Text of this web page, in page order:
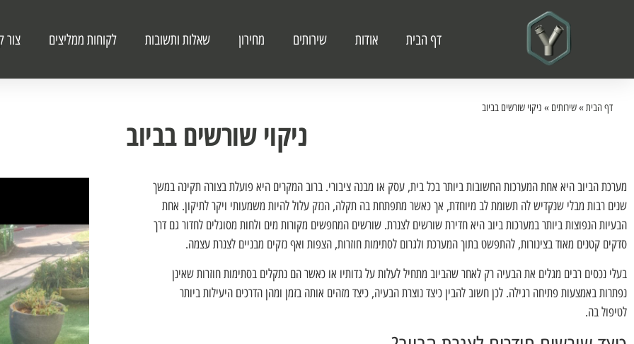
דף הבית אודות שירותים מחירון שאלות ותשובות לקוחות ממליצים צור
דף הבית»שירותים » ניקוי שורשים בביוב
ניקוי שורשים בביוב
מערכת הביוב היא אחת המערכות החשובות ביותר בכל בית, עסק או מבנה ציבורי. ברוב המקרים היא פועלת בצורה תקינה במשך
שנים רבות מבלי שנקדיש לה תשומת לב מיוחדת, אך כאשר מתפתחת בה תקלה, הנזק עלול להיות משמעותי ויקר לתיקון. אחת
הבעיות הנפוצות ביותר במערכות ביוב היא חדירת שורשים לצנרת. שורשים המחפשים מקורות מים ולחות מסוגלים לחדור גם דרך
סדקים קטנים מאוד בצינורות, להתפשט בתוך המערכת ולגרום לסתימות חוזרות, הצפות ואף נזקים מבניים לצנרת עצמה.
בעלי נכסים רבים מגלים את הבעיה רק לאחר שהביוב מתחיל לעלות על גדותיו או כאשר הם נתקלים בסתימות חוזרות שאינן
נפתרות באמצעות פתיחה רגילה. לכן חשוב להבין כיצד נוצרת הבעיה, כיצד מזהים אותה בזמן ומהן הדרכים היעילות ביותר
לטיפול בה.